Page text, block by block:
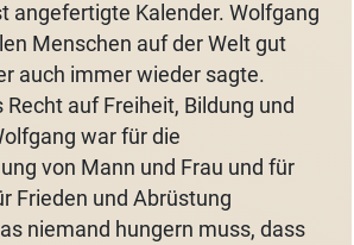
angefertigte Kalender. Wolfgang
Menschen auf der Welt gut
auch immer wieder sagte.
auf Freiheit, Bildung und
war für die
von Mann und Frau und für
Frieden und Abrüstung
niemand hungern muss, dass